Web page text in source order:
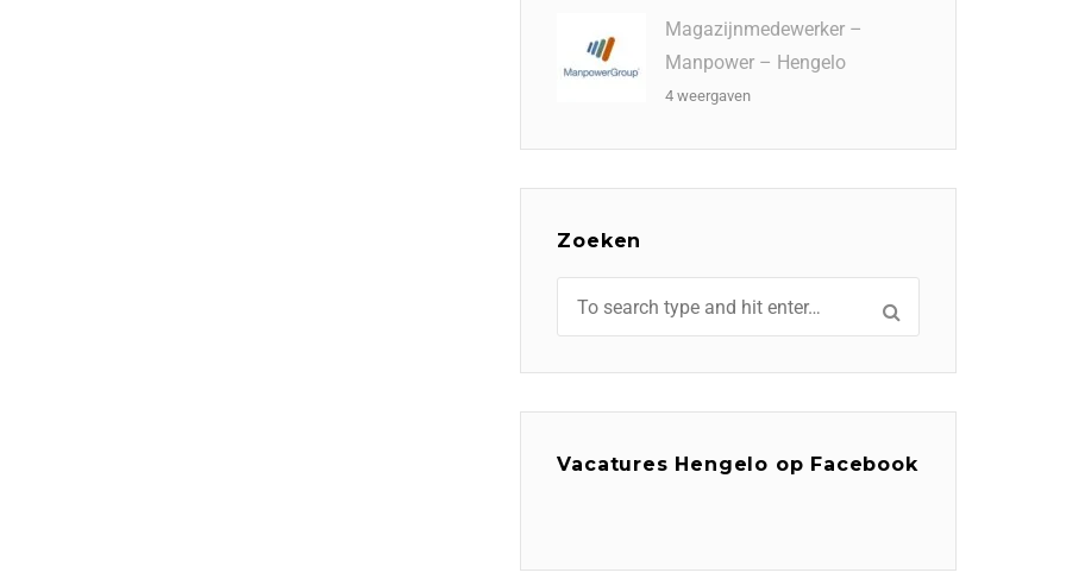
Magazijnmedewerker –
Manpower – Hengelo
4 weergaven
Zoeken
Vacatures Hengelo op Facebook